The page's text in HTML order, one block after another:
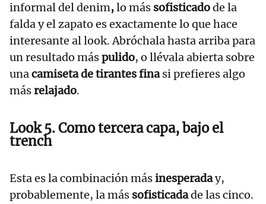
informal del denim,lo más sofisticadode la
falda y el zapato es exactamente lo que hace
interesante al look. Abróchala hasta arriba para
un resultado máspulido, o llévala abierta sobre
unacamiseta de tirantes finasi prefieres algo
másrelajado.
Look 5. Como tercera capa, bajo el
trench
Esta es la combinación másinesperaday,
probablemente, la más sofisticadade las cinco.